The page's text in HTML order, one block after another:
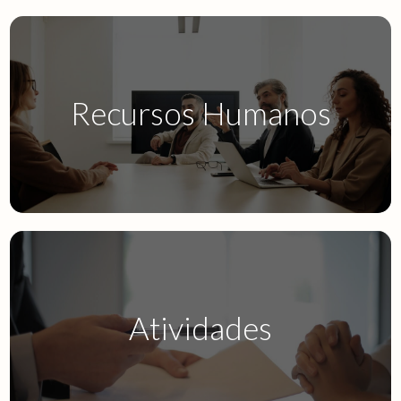
Recursos Humanos
Sigep.32
Atividades
Segest.32